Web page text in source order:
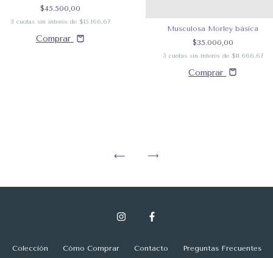
$45.500,00
3 cuotas sin interés de $15.166,67
Comprar
Musculosa Morley básica
$35.000,00
3 cuotas sin interés de $11.666,67
Comprar
Colección Cómo Comprar Contacto Preguntas Frecuentes